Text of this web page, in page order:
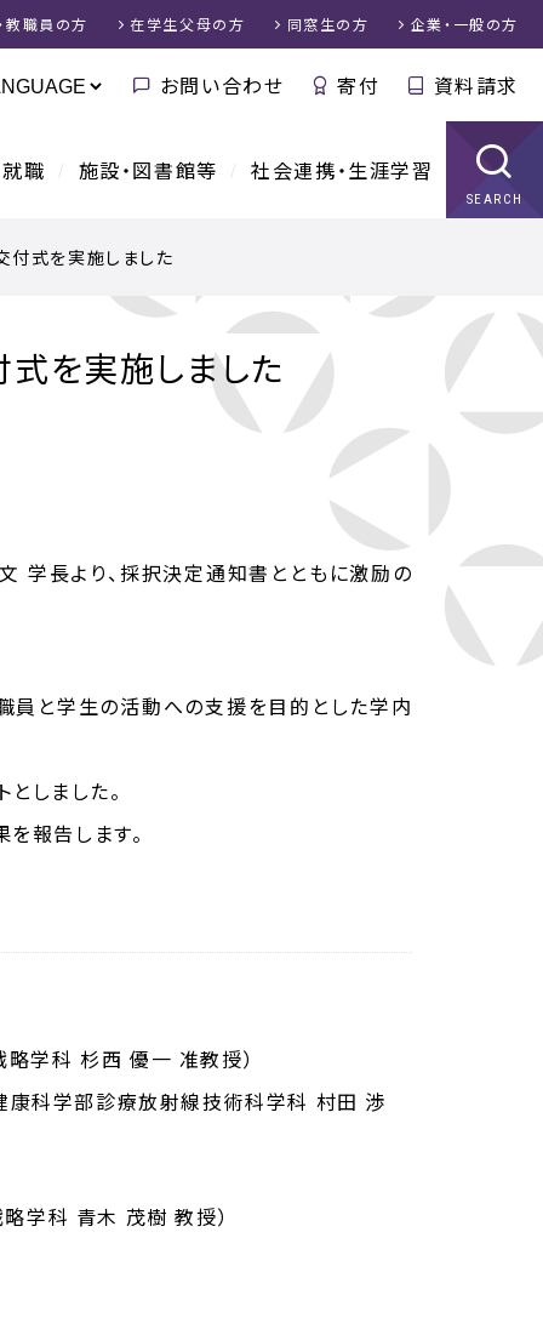
職 施設・図書館等 社会連携・生涯学習
SEARCH
教職員 の方 在学生父母の方 同窓生の方 企業・一般の方
お問い合わせ 寄付 資料請求
付式を実施しました
を実施しました
学長より、採択決定通知書とともに激励の
員と学生の活動への支援を目的とした学内
しました。
報告します。
略学科 杉西 優一 准教授）
康科学部診療放射線技術科学科 村田 渉
学科 青木 茂樹 教授）